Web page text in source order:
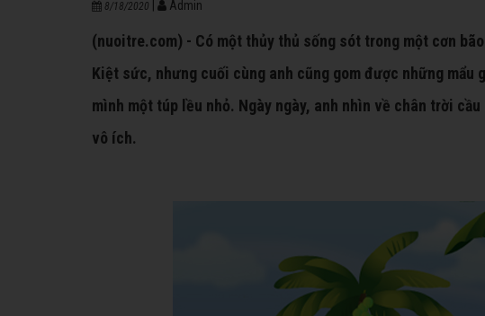
8/18/2020 Admin
(nuoitre.com) - Có một thủy thủ sống sót trong một cơn
Kiệt sức, nhưng cuối cùng anh cũng gom được những mẩu
mình một túp lều nhỏ. Ngày ngày, anh nhìn về chân trời
vô ích.